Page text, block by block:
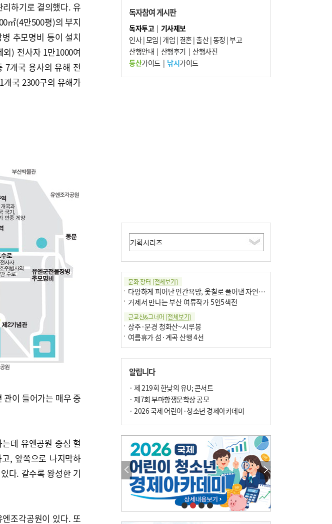
하기로 결의했다. 유
㎡(4만500평)의 부지
추모명비 등이 설치
) 전사자 1만1000여
7개국 용사의 유해 전
개국 2300구의 유해가
관이 들어가는 매우 중
데 유엔공원 중심 혈
, 앞쪽으로 나지막하
다. 갈수록 왕성한 기
조각공원이 있다. 또
48개 시군 가뭄
7
이임생, 홍명보 선임 독단적 결정 아냐…면
담 메모 제출
8
부산·울산·경남 폭염 속 소나기·비…무더
위는 지속
독자참여 게시판
독자투고| 기사제보
인사|모임 | 개업 | 결혼|출산|동정 |부고
산행안내 | 산행후기 | 산행사진
등산가이드| 낚시가이드
문화 장터 [전체보기]
다양하게 피어난 인간욕망, 옻칠로 풀어낸 자연의 이치
거제서 만나는 부산 여류작가 5인5색전
근교산&그너머 [전체보기]
상주·문경 청화산~시루봉
여름휴가 섬·계곡 산행 4선
알립니다
· 제 219회 한낮의 유U; 콘서트
· 제7회 부마항쟁문학상 공모
· 2026 국제 어린이·청소년 경제아카데미